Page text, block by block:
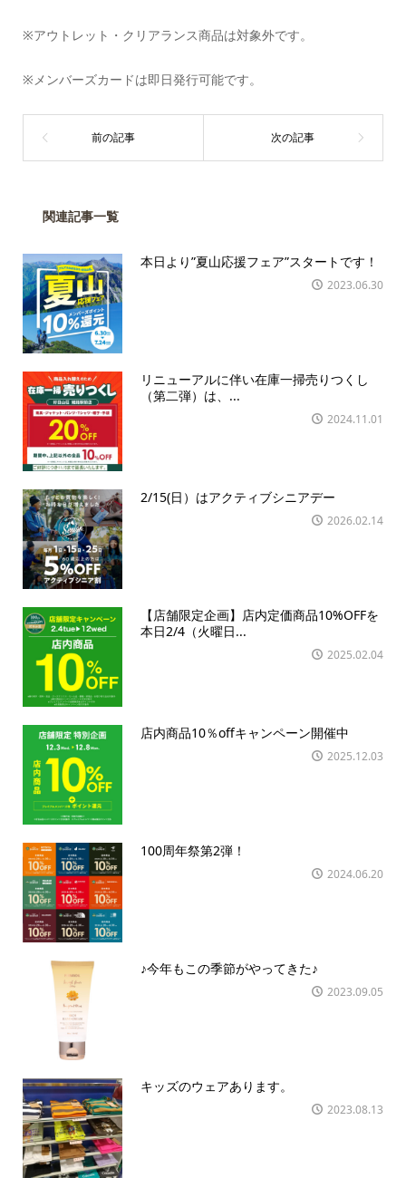
※アウトレット・クリアランス商品は対象外です。
※メンバーズカードは即日発行可能です。
関連記事一覧
本日より”夏山応援フェア”スタートです！
2023.06.30
リニューアルに伴い在庫一掃売りつくし
（第二弾）は、...
2024.11.01
2/15(日）はアクティブシニアデー
2026.02.14
【店舗限定企画】店内定価商品10%OFFを
本日2/4（火曜日...
2025.02.04
店内商品10％offキャンペーン開催中
2025.12.03
100周年祭第2弾！
2024.06.20
♪今年もこの季節がやってきた♪
2023.09.05
キッズのウェアあります。
2023.08.13